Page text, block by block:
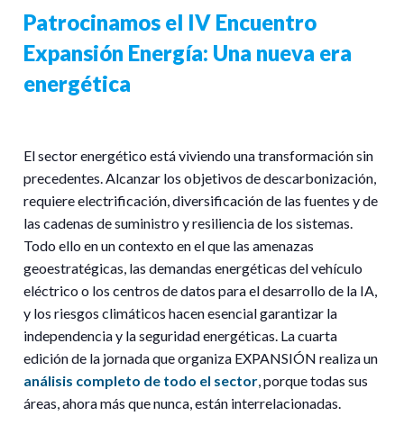
Patrocinamos el IV Encuentro
Expansión Energía: Una nueva era
energética
El sector energético está viviendo una transformación sin
precedentes. Alcanzar los objetivos de descarbonización,
requiere electrificación, diversificación de las fuentes y de
las cadenas de suministro y resiliencia de los sistemas.
Todo ello en un contexto en el que las amenazas
geoestratégicas, las demandas energéticas del vehículo
eléctrico o los centros de datos para el desarrollo de la IA,
y los riesgos climáticos hacen esencial garantizar la
independencia y la seguridad energéticas. La cuarta
edición de la jornada que organiza EXPANSIÓN realiza un
análisis completo de todo el sector, porque todas sus
áreas, ahora más que nunca, están interrelacionadas.